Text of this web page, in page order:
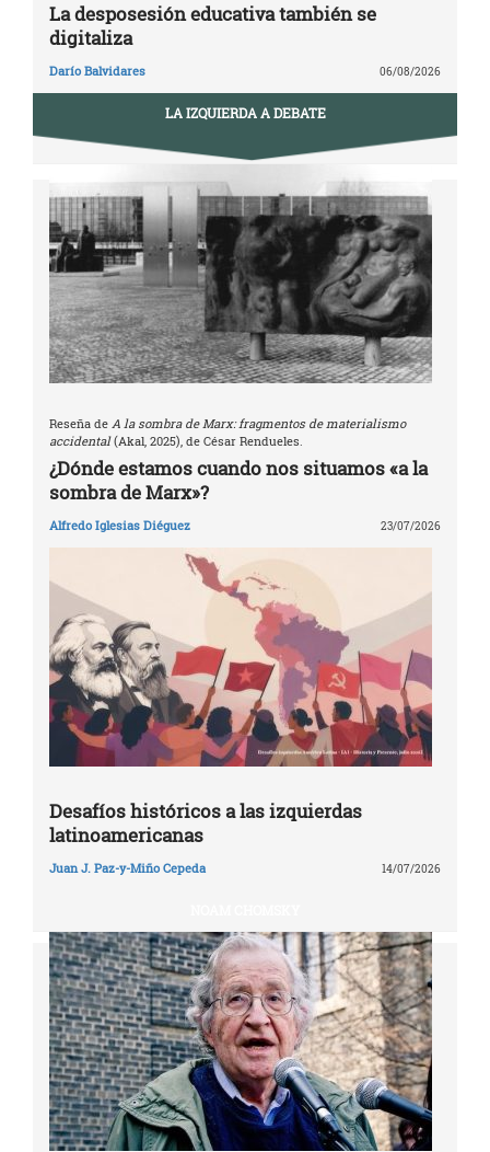
La desposesión educativa también se
digitaliza
Darío Balvidares 06/08/2026
LA IZQUIERDA A DEBATE
Reseña de A la sombra de Marx: fragmentos de materialismo
accidental(Akal, 2025), de César Rendueles.
¿Dónde estamos cuando nos situamos «a la
sombra de Marx»?
Alfredo Iglesias Diéguez 23/07/2026
Desafíos históricos a las izquierdas
latinoamericanas
Juan J. Paz-y-Miño Cepeda 14/07/2026